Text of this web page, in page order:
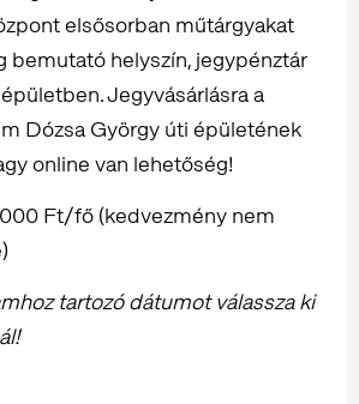
elsősorban műtárgyakat
bemutató helyszín, jegypénztár
Jegyvásárlásra a
Dózsa György úti épületének
online van lehetőség!
Ft/fő (kedvezmény nem
tartozó dátumot válassza ki